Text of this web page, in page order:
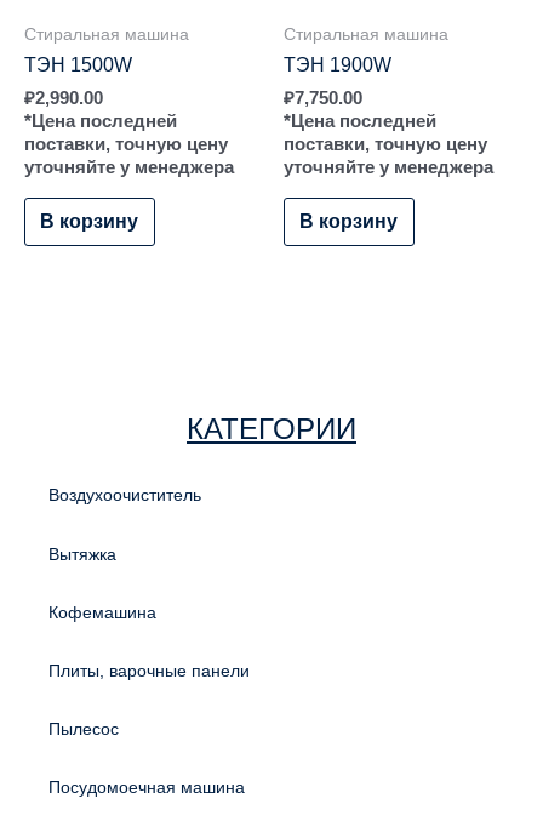
Стиральная машина
ТЭН 1500W
₽2,990.00
*Цена последней
поставки, точную цену
уточняйте у менеджера
В корзину
Стиральная машина
ТЭН 1900W
₽7,750.00
*Цена последней
поставки, точную цену
уточняйте у менеджера
В корзину
КАТЕГОРИИ
Воздухоочиститель
Вытяжка
Кофемашина
Плиты, варочные панели
Пылесос
Посудомоечная машина